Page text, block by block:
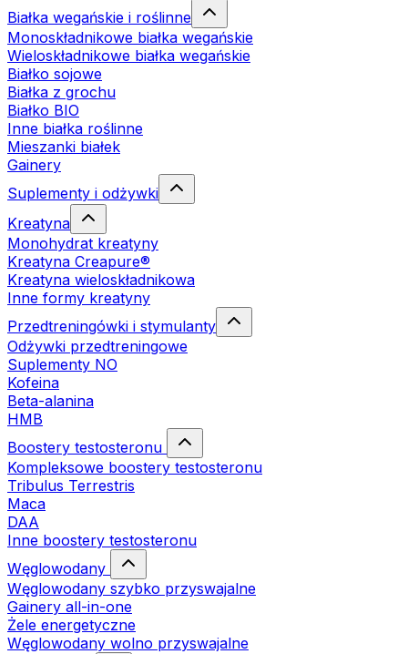
Białka wegańskie i roślinne
Monoskładnikowe białka wegańskie
Wieloskładnikowe białka wegańskie
Białko sojowe
Białka z grochu
Białko BIO
Inne białka roślinne
Mieszanki białek
Gainery
Suplementy i odżywki
Kreatyna
Monohydrat kreatyny
Kreatyna Creapure®
Kreatyna wieloskładnikowa
Inne formy kreatyny
Przedtreningówki i stymulanty
Odżywki przedtreningowe
Suplementy NO
Kofeina
Beta-alanina
HMB
Boostery testosteronu
Kompleksowe boostery testosteronu
Tribulus Terrestris
Maca
DAA
Inne boostery testosteronu
Węglowodany
Węglowodany szybko przyswajalne
Gainery all-in-one
Żele energetyczne
Węglowodany wolno przyswajalne